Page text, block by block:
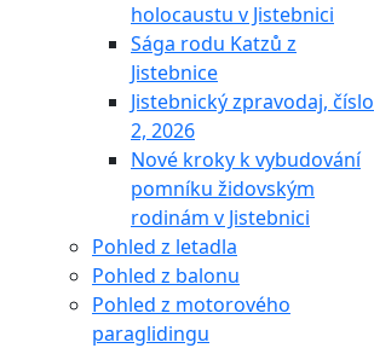
holocaustu v Jistebnici
Sága rodu Katzů z
Jistebnice
Jistebnický zpravodaj, číslo
2, 2026
Nové kroky k vybudování
pomníku židovským
rodinám v Jistebnici
Pohled z letadla
Pohled z balonu
Pohled z motorového
paraglidingu